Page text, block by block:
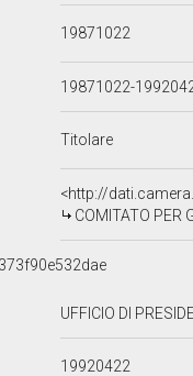
19871022
19871022-
Titolare
<http://
COMITATO PER
UFFICIO DI
19920422